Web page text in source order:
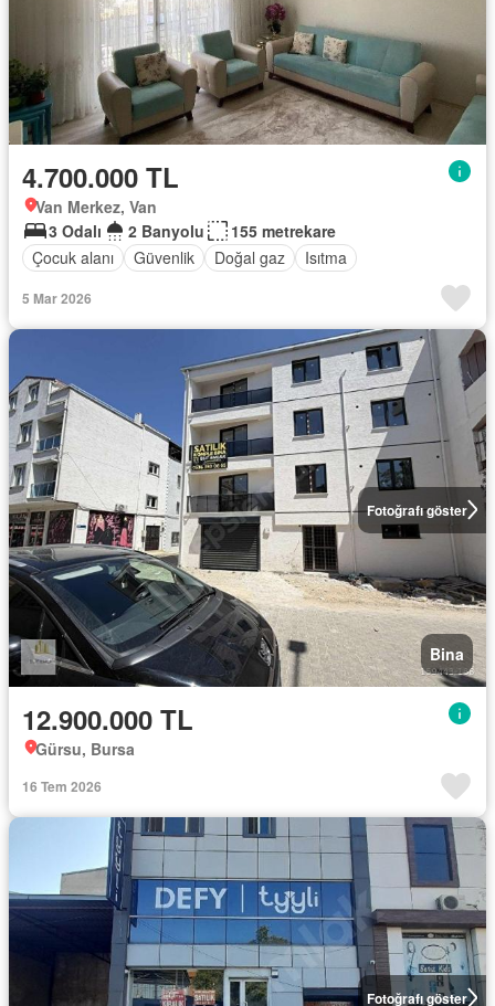
4.700.000 TL
Van Merkez, Van
3 Odalı
2 Banyolu
155 metrekare
Çocuk alanı
Güvenlik Doğal gaz Isıtma
5 Mar 2026
Fotoğrafı göster
Bina
12.900.000 TL
Gürsu, Bursa
16 Tem 2026
Fotoğrafı göster